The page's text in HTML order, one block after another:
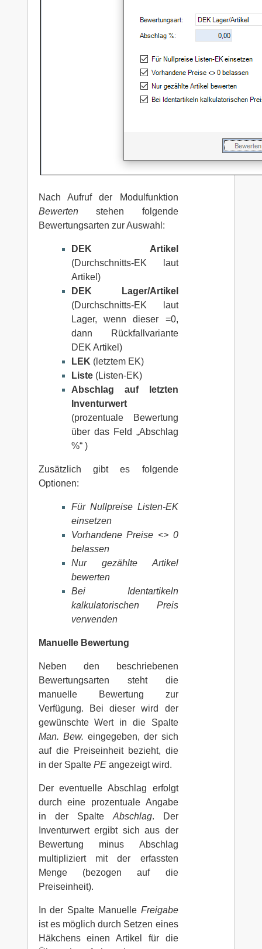
Nach Aufruf der Modulfunktion
Bewertenstehen folgende
Bewertungsarten zur Auswahl:
DEK Artikel
(Durchschnitts-EK laut
Artikel)
DEK Lager/Artikel
(Durchschnitts-EK laut
Lager, wenn dieser =0,
dann Rückfallvariante
DEK Artikel)
LEK (letztem EK)
Liste(Listen-EK)
Abschlag auf letzten
Inventurwert
(prozentuale Bewertung
über das Feld „Abschlag
%“ )
Zusätzlich gibt es folgende
Optionen:
Für Nullpreise Listen-EK
einsetzen
Vorhandene Preise <> 0
belassen
Nur gezählte Artikel
bewerten
Bei Identartikeln
kalkulatorischen Preis
verwenden
Manuelle Bewertung
Neben den beschriebenen
Bewertungsarten steht die
manuelle Bewertung zur
Verfügung. Bei dieser wird der
gewünschte Wert in die Spalte
Man. Bew. eingegeben, der sich
auf die Preiseinheit bezieht, die
in der Spalte PEangezeigt wird.
Der eventuelle Abschlag erfolgt
durch eine prozentuale Angabe
in der Spalte Abschlag. Der
Inventurwert ergibt sich aus der
Bewertung minus Abschlag
multipliziert mit der erfassten
Menge (bezogen auf die
Preiseinheit).
In der Spalte Manuelle Freigabe
ist es möglich durch Setzen eines
Häkchens einen Artikel für die